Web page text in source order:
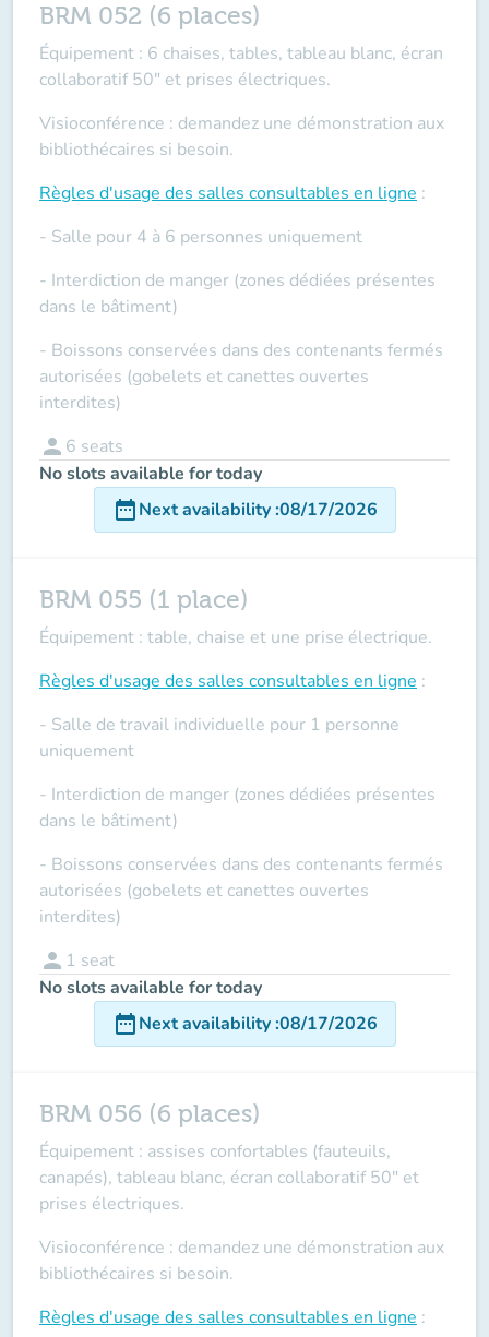
BRM 052 (6 places)
Équipement : 6 chaises, tables, tableau blanc, écran
collaboratif 50" et prises électriques.
Visioconférence : demandez une démonstration aux
bibliothécaires si besoin.
Règles d'usage des salles consultables en ligne :
- Salle pour 4 à 6 personnes uniquement
- Interdiction de manger (zones dédiées présentes
dans le bâtiment)
- Boissons conservées dans des contenants fermés
autorisées (gobelets et canettes ouvertes
interdites)
person 6 seats
No slots available for today
date_rangeNext availability:08/17/2026
BRM 055 (1 place)
Équipement : table, chaise et une prise électrique.
Règles d'usage des salles consultables en ligne :
- Salle de travail individuelle pour 1 personne
uniquement
- Interdiction de manger (zones dédiées présentes
dans le bâtiment)
- Boissons conservées dans des contenants fermés
autorisées (gobelets et canettes ouvertes
interdites)
person 1 seat
No slots available for today
date_rangeNext availability:08/17/2026
BRM 056 (6 places)
Équipement : assises confortables (fauteuils,
canapés), tableau blanc, écran collaboratif 50" et
prises électriques.
Visioconférence : demandez une démonstration aux
bibliothécaires si besoin.
Règles d'usage des salles consultables en ligne :